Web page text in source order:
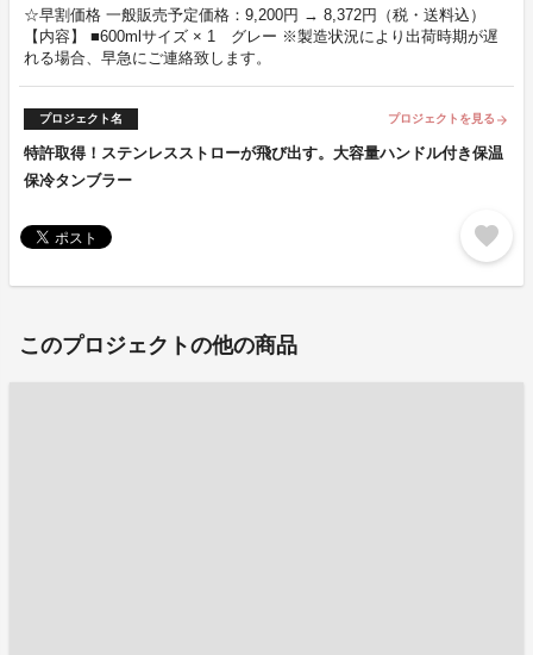
☆早割価格 一般販売予定価格：9,200円 → 8,372円（税・送料込）
【内容】 ■600mlサイズ × 1 グレー ※製造状況により出荷時期が遅
れる場合、早急にご連絡致します。
プロジェクト名 プロジェクトを見る arrow_forward
特許取得！ステンレスストローが飛び出す。大容量ハンドル付き保温
保冷タンブラー
favorite
このプロジェクトの他の商品